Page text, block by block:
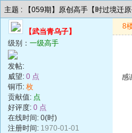
主题 : 【059期】原创高手【时过境迁
【武当青乌子】
级别： 一级高手
发帖:
威望: 0 点
铜币: 枚
贡献值: 点
好评度: 0 点
在线时间: 0(时)
注册时间: 1970-01-01
8
感